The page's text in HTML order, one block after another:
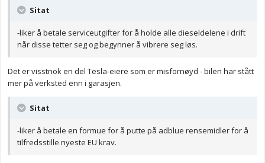
Sitat
-liker å betale serviceutgifter for å holde alle dieseldelene i drift
når disse tetter seg og begynner å vibrere seg løs.
Det er visstnok en del Tesla-eiere som er misfornøyd - bilen har stått
mer på verksted enn i garasjen.
Sitat
-liker å betale en formue for å putte på adblue rensemidler for å
tilfredsstille nyeste EU krav.